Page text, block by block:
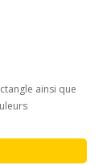
ainsi que